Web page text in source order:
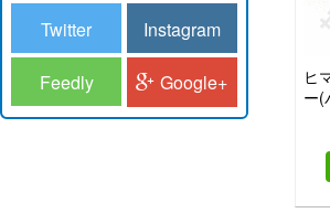
Twitter Instagram
Feedly Google+
ヒ
ー(